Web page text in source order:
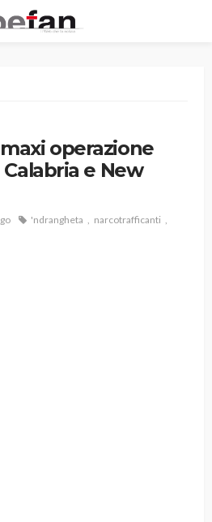
operazione
e New
'ndrangheta
narcotrafficanti